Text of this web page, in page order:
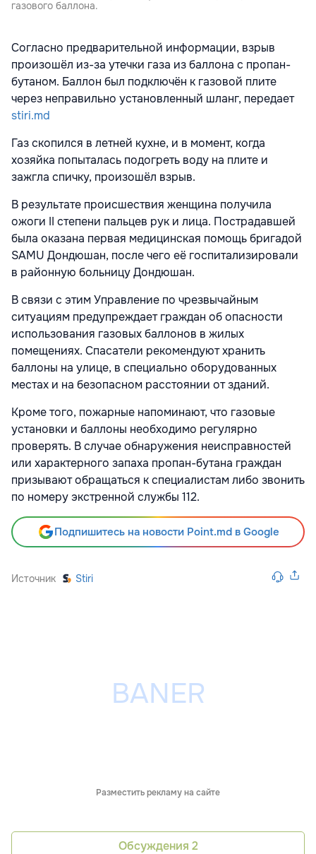
газового баллона.
Согласно предварительной информации, взрыв
произошёл из-за утечки газа из баллона с пропан-
бутаном. Баллон был подключён к газовой плите
через неправильно установленный шланг, передает
stiri.md
Газ скопился в летней кухне, и в момент, когда
хозяйка попыталась подогреть воду на плите и
зажгла спичку, произошёл взрыв.
В результате происшествия женщина получила
ожоги II степени пальцев рук и лица. Пострадавшей
была оказана первая медицинская помощь бригадой
SAMU Дондюшан, после чего её госпитализировали
в районную больницу Дондюшан.
В связи с этим Управление по чрезвычайным
ситуациям предупреждает граждан об опасности
использования газовых баллонов в жилых
помещениях. Спасатели рекомендуют хранить
баллоны на улице, в специально оборудованных
местах и на безопасном расстоянии от зданий.
Кроме того, пожарные напоминают, что газовые
установки и баллоны необходимо регулярно
проверять. В случае обнаружения неисправностей
или характерного запаха пропан-бутана граждан
призывают обращаться к специалистам либо звонить
по номеру экстренной службы 112.
Подпишитесь на новости Point.md в Google
Источник Stiri
Разместить рекламу на сайте
Обсуждения 2